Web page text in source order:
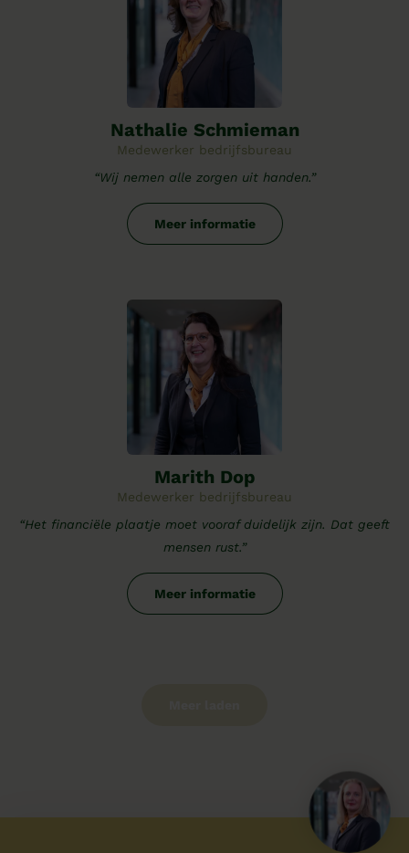
Nathalie Schmieman
Medewerker bedrijfsbureau
“Wij nemen alle zorgen uit handen.”
Meer informatie
Marith Dop
Medewerker bedrijfsbureau
“Het financiële plaatje moet vooraf duidelijk zijn. Dat geeft
mensen rust.”
Meer informatie